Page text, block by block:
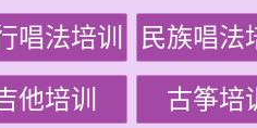
唱法培训 民族唱法
他培训 古筝培